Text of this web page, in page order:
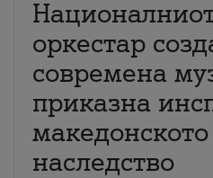
оркестар
современа
приказна
наследство